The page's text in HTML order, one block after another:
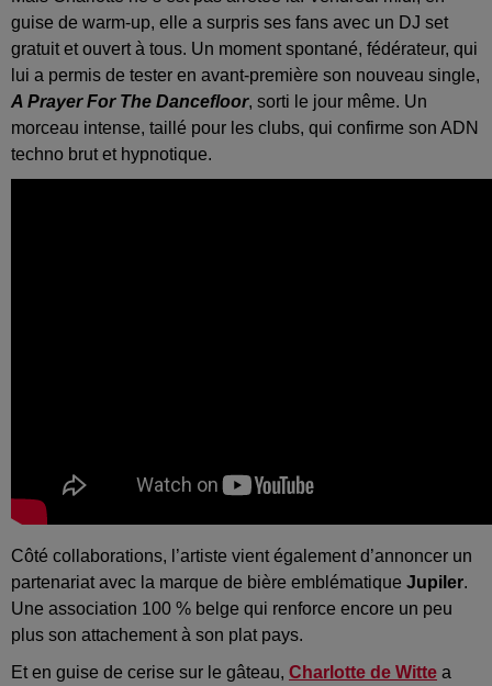
guise de warm-up, elle a surpris ses fans avec un DJ set
gratuit et ouvert à tous. Un moment spontané, fédérateur, qui
lui a permis de tester en avant-première son nouveau single,
A Prayer For The Dancefloor, sorti le jour même. Un
morceau intense, taillé pour les clubs, qui confirme son ADN
techno brut et hypnotique.
Côté collaborations, l’artiste vient également d’annoncer un
partenariat avec la marque de bière emblématique Jupiler.
Une association 100 % belge qui renforce encore un peu
plus son attachement à son plat pays.
Et en guise de cerise sur le gâteau, Charlotte de Witte a